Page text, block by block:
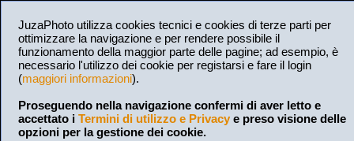
JuzaPhoto utilizza cookies tecnici e cookies di terze parti per
ottimizzare la navigazione e per rendere possibile il
funzionamento della maggior parte delle pagine; ad esempio, è
necessario l'utilizzo dei cookie per registarsi e fare il login
(maggiori informazioni).
Proseguendo nella navigazione confermi di aver letto e
accettato i Termini di utilizzo e Privacy e preso visione delle
opzioni per la gestione dei cookie.